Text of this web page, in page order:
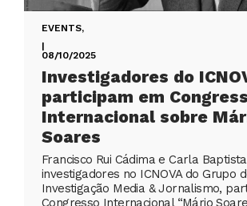
EVENTS,
|
08/10/2025
Investigadores do
participam em
Internacional sobre
Soares
Francisco Rui Cádima e Carla
investigadores no ICNOVA do Grupo
Investigação Media & Jornalismo,
Congresso Internacional “Mário